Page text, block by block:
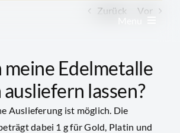
Menu
Zurück Vor
meine Edelmetalle
lassen?
Auslieferung ist möglich. Die
dabei 1 g für Gold, Platin und